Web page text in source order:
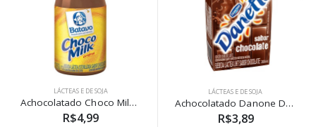
LÁCTEAS E DE SOJA
Achocolatado Choco Milk Batavo 200ml
R$4,99
LÁCTEAS E DE SOJA
Achocolatado Danone Danette 200ml
R$3,89